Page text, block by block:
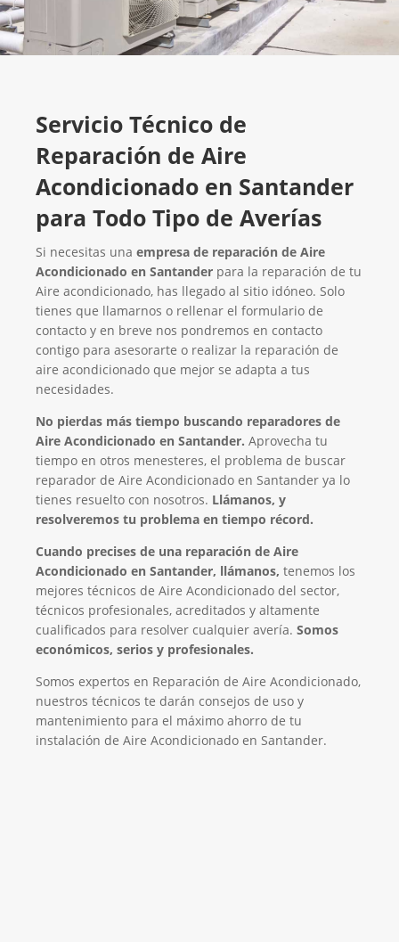
Servicio Técnico de
Reparación de Aire
Acondicionado en Santander
para Todo Tipo de Averías
Si necesitas una empresa de reparación de Aire
Acondicionado en Santander para la reparación de tu
Aire acondicionado, has llegado al sitio idóneo. Solo
tienes que llamarnos o rellenar el formulario de
contacto y en breve nos pondremos en contacto
contigo para asesorarte o realizar la reparación de
aire acondicionado que mejor se adapta a tus
necesidades.
No pierdas más tiempo buscando reparadores de
Aire Acondicionado en Santander. Aprovecha tu
tiempo en otros menesteres, el problema de buscar
reparador de Aire Acondicionado en Santander ya lo
tienes resuelto con nosotros. Llámanos, y
resolveremos tu problema en tiempo récord.
Cuando precises de una reparación de Aire
Acondicionado en Santander, llámanos, tenemos los
mejores técnicos de Aire Acondicionado del sector,
técnicos profesionales, acreditados y altamente
cualificados para resolver cualquier avería. Somos
económicos, serios y profesionales.
Somos expertos en Reparación de Aire Acondicionado,
nuestros técnicos te darán consejos de uso y
mantenimiento para el máximo ahorro de tu
instalación de Aire Acondicionado en Santander.